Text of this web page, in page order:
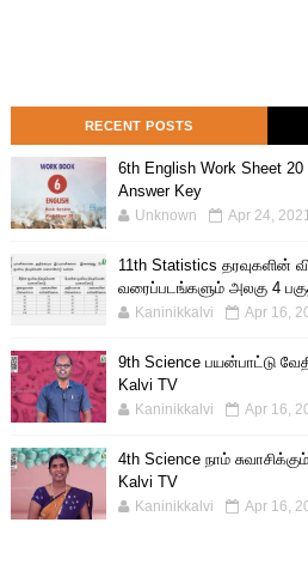
RECENT POSTS
6th English Work Sheet
Answer Key
Unknown Apr 24,
11th Statistics தரவுகளின்
வரைப்படங்களும் அலகு 4
Kaninikkalvi Apr 16,
9th Science பயன்பாட்டு
Kalvi TV
Kaninikkalvi Apr 16,
4th Science நாம்
Kalvi TV
Kaninikkalvi Apr 16,